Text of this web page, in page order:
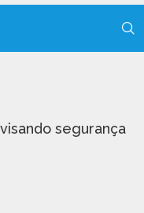
segurança